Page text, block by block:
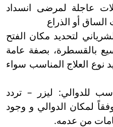
عاجلة لمرضى انسداد
أو الذراع
لتحديد مكان الفتح
بالقسطرة، بصفة عامة
نوع العلاج المناسب سواء
للدوالي: ليزر – تردد
لمكان الدوالي و وجود
من عدمه.